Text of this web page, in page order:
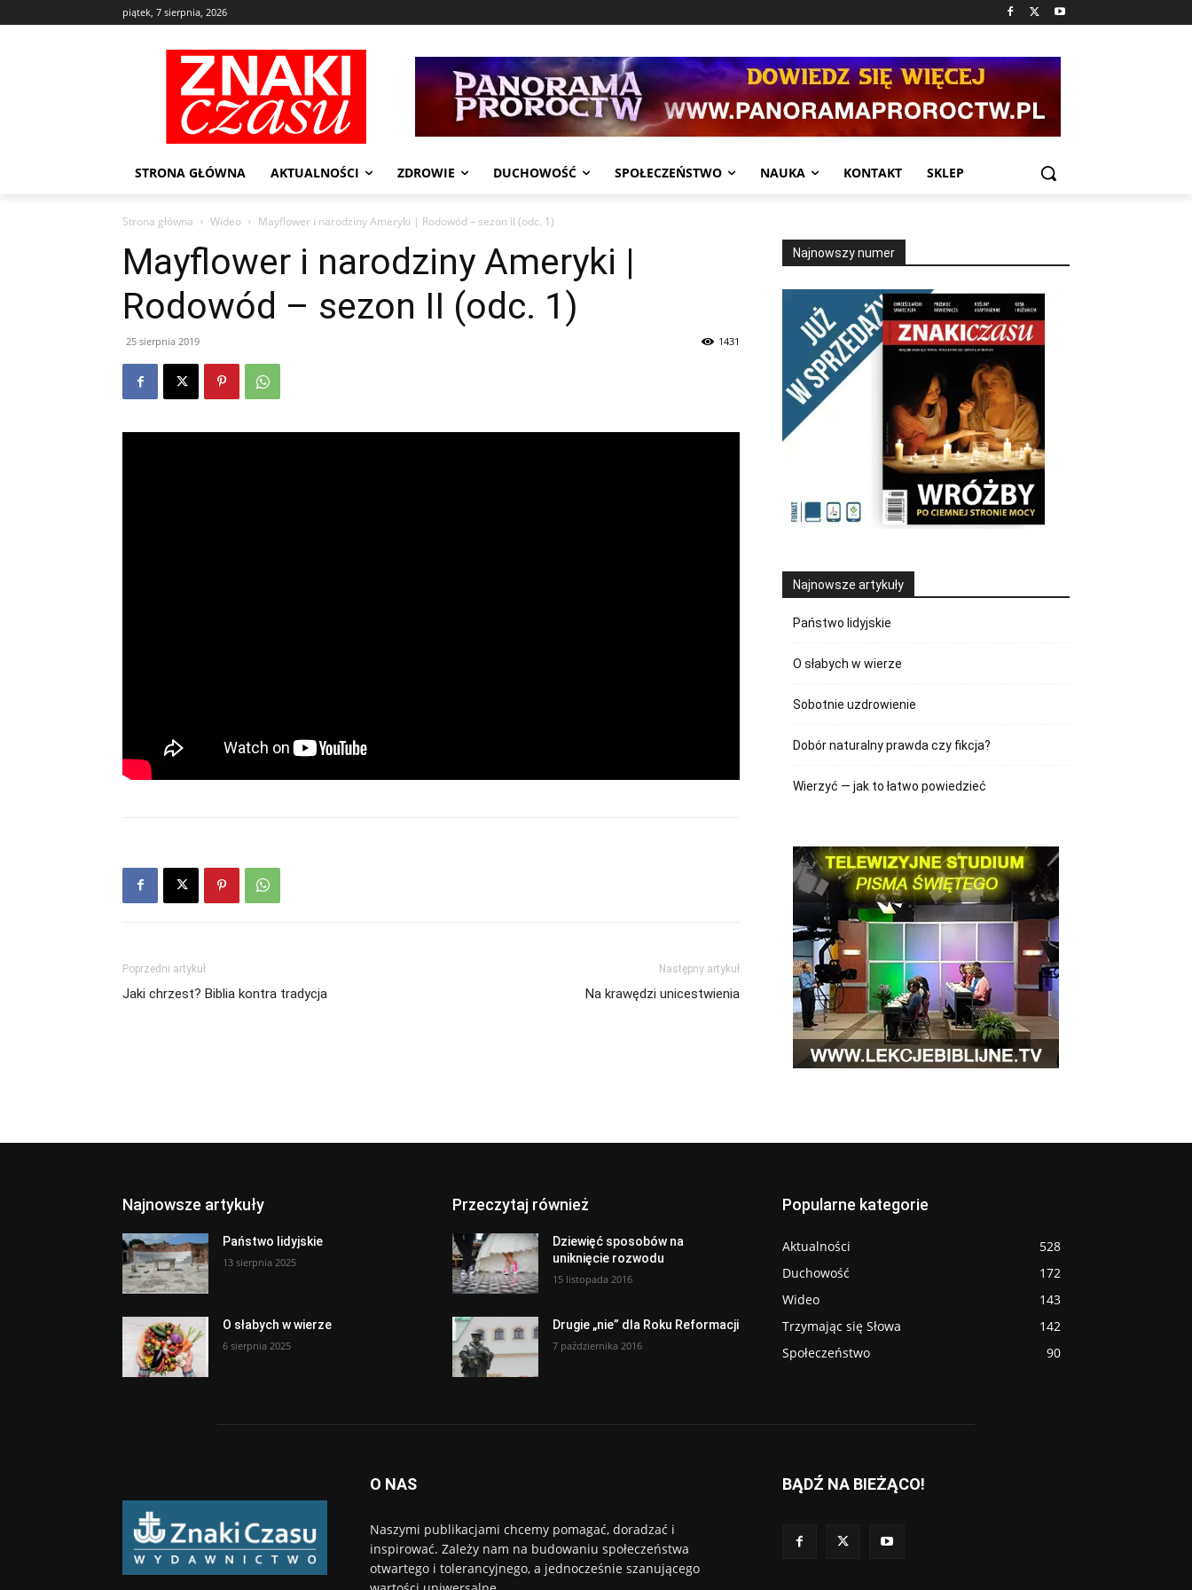
piątek, 7 sierpnia, 2026
STRONA GŁÓWNA AKTUALNOŚCI ZDROWIE DUCHOWOŚĆ SPOŁECZEŃSTWO NAUKA KONTAKT SKLEP
Strona główna Wideo Mayflower i narodziny Ameryki | Rodowód – sezon II (odc. 1)
Mayflower i narodziny Ameryki |
Rodowód – sezon II (odc. 1)
25 sierpnia 2019 1431
Poprzedni artykuł
Jaki chrzest? Biblia kontra tradycja
Następny artykuł
Na krawędzi unicestwienia
Najnowszy numer
Najnowsze artykuły
Państwo lidyjskie
O słabych w wierze
Sobotnie uzdrowienie
Dobór naturalny prawda czy fikcja?
Wierzyć — jak to łatwo powiedzieć
Najnowsze artykuły
Państwo lidyjskie
13 sierpnia 2025
O słabych w wierze
6 sierpnia 2025
Przeczytaj również
Dziewięć sposobów na
uniknięcie rozwodu
15 listopada 2016
Drugie „nie” dla Roku Reformacji
7 października 2016
Popularne kategorie
Aktualności
528
Duchowość
172
Wideo
143
Trzymając się Słowa
142
Społeczeństwo
90
O NAS
Naszymi publikacjami chcemy pomagać, doradzać i
inspirować. Zależy nam na budowaniu społeczeństwa
otwartego i tolerancyjnego, a jednocześnie szanującego
BĄDŹ NA BIEŻĄCO!